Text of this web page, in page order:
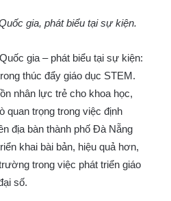
gia, phát biểu tại sự kiện.
gia – phát biểu tại sự kiện:
thúc đẩy giáo dục STEM.
nhân lực trẻ cho khoa học,
quan trọng trong việc định
địa bàn thành phố Đà Nẵng
khai bài bản, hiệu quả hơn,
trong việc phát triển giáo
số.